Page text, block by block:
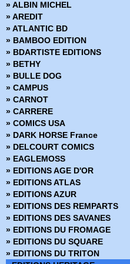
› Fantastic Four - 47
› Fantastic Four - 48
› Fantastic Four - 49
› Fantastic Four - 50
› Fantastic Four - 51
› Fantastic Four - 52
› Fantastic Four - 53
› Fantastic Four - 54
› Fantastic Four - 55
› Fantastic Four - 56
› Fantastic Four - 57
› Fantastic Four - 58
› Fantastic Four - 59
› Fantastic Four - 60
› Fantastic Four - 61
› Fantastic Four - 62
› Fantastic Four - 63
› Fantastic Four - 64
› Fantastic Four - 65
› Fantastic Four - 66
› Fantastic Four - 67
› Fantastic Four - 68
» Star Wars Trois-dans-un
» Superman
» Trois-dans-un Flash
» Wonder Woman
» ALBIN MICHEL
» AREDIT
» ATLANTIC BD
» BAMBOO EDITION
» BDARTISTE EDITIONS
» BETHY
» BULLE DOG
» CAMPUS
» CARNOT
» CARRERE
» COMICS USA
» DARK HORSE France
» DELCOURT COMICS
» EAGLEMOSS
» EDITIONS AGE D'OR
» EDITIONS ATLAS
» EDITIONS AZUR
» EDITIONS DES REMPARTS
» EDITIONS DES SAVANES
» EDITIONS DU FROMAGE
» EDITIONS DU SQUARE
» EDITIONS DU TRITON